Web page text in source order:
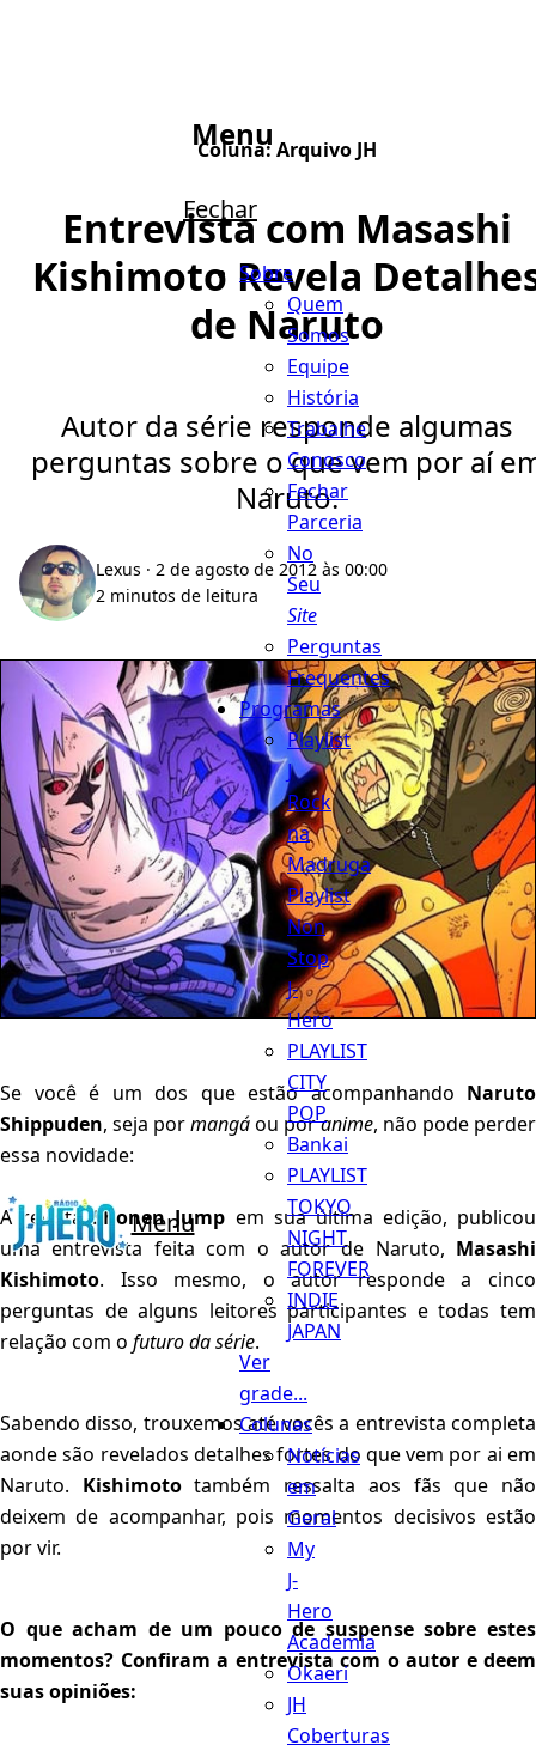
Menu
Menu
Fechar
Sobre
Quem
Somos
Equipe
História
Trabalhe
Conosco
Fechar
Parceria
No
Seu
Site
Perguntas
Frequentes
Programas
Playlist
J
Rock
na
Madruga
Playlist
Non
Stop
J-
Hero
PLAYLIST
CITY
POP
Bankai
PLAYLIST
TOKYO
NIGHT
FOREVER
INDIE
JAPAN
Ver
grade...
Colunas
Notícias
em
Geral
My
J-
Hero
Academia
Okaeri
JH
Coberturas
Coluna:Arquivo JH
Entrevista com Masashi
Kishimoto Revela
de Naruto
Autor da série responde algumas
perguntas sobre o que vem por aí
Naruto.
Lexus · 2 de agosto de 2012 às 00:00
2 minutos de leitura
Se você é um dos que estão acompanhando Naruto
Shippuden, seja pormangáou poranime, não pode perder
essa novidade:
A revistaShonen Jump em sua última edição, publicou
uma entrevista feita com o autor de Naruto, Masashi
Kishimoto. Isso mesmo, o autor responde a cinco
perguntas de alguns leitores participantes e todas tem
relação com o futuro da série.
Sabendo disso, trouxemos até vocês a entrevista completa
aonde são revelados detalhes fortes do que vem por ai em
Naruto. Kishimototambém ressalta aos fãs que não
deixem de acompanhar, pois momentos decisivos estão
por vir.
O que acham de um pouco de suspense sobre estes
momentos? Confiram a entrevista com o autor e deem
suas opiniões: